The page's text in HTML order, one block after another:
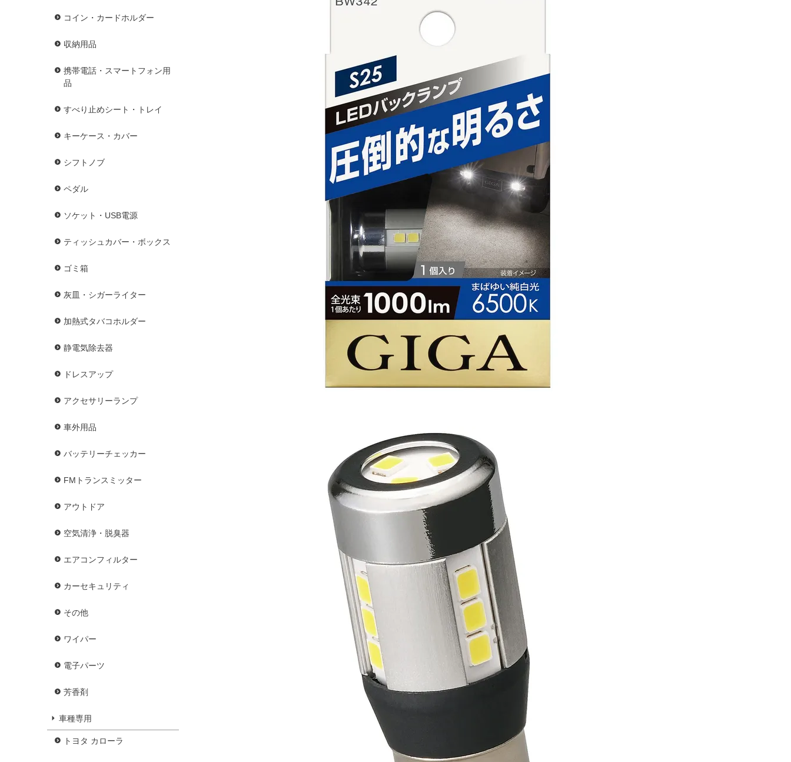
コイン・カードホルダー
収納用品
携帯電話・スマートフォン用
品
すべり止めシート・トレイ
キーケース・カバー
シフトノブ
ペダル
ソケット・USB電源
ティッシュカバー・ボックス
ゴミ箱
灰皿・シガーライター
加熱式タバコホルダー
静電気除去器
ドレスアップ
アクセサリーランプ
車外用品
バッテリーチェッカー
FMトランスミッター
アウトドア
空気清浄・脱臭器
エアコンフィルター
カーセキュリティ
その他
ワイパー
電子パーツ
芳香剤
車種専用
トヨタ カローラ